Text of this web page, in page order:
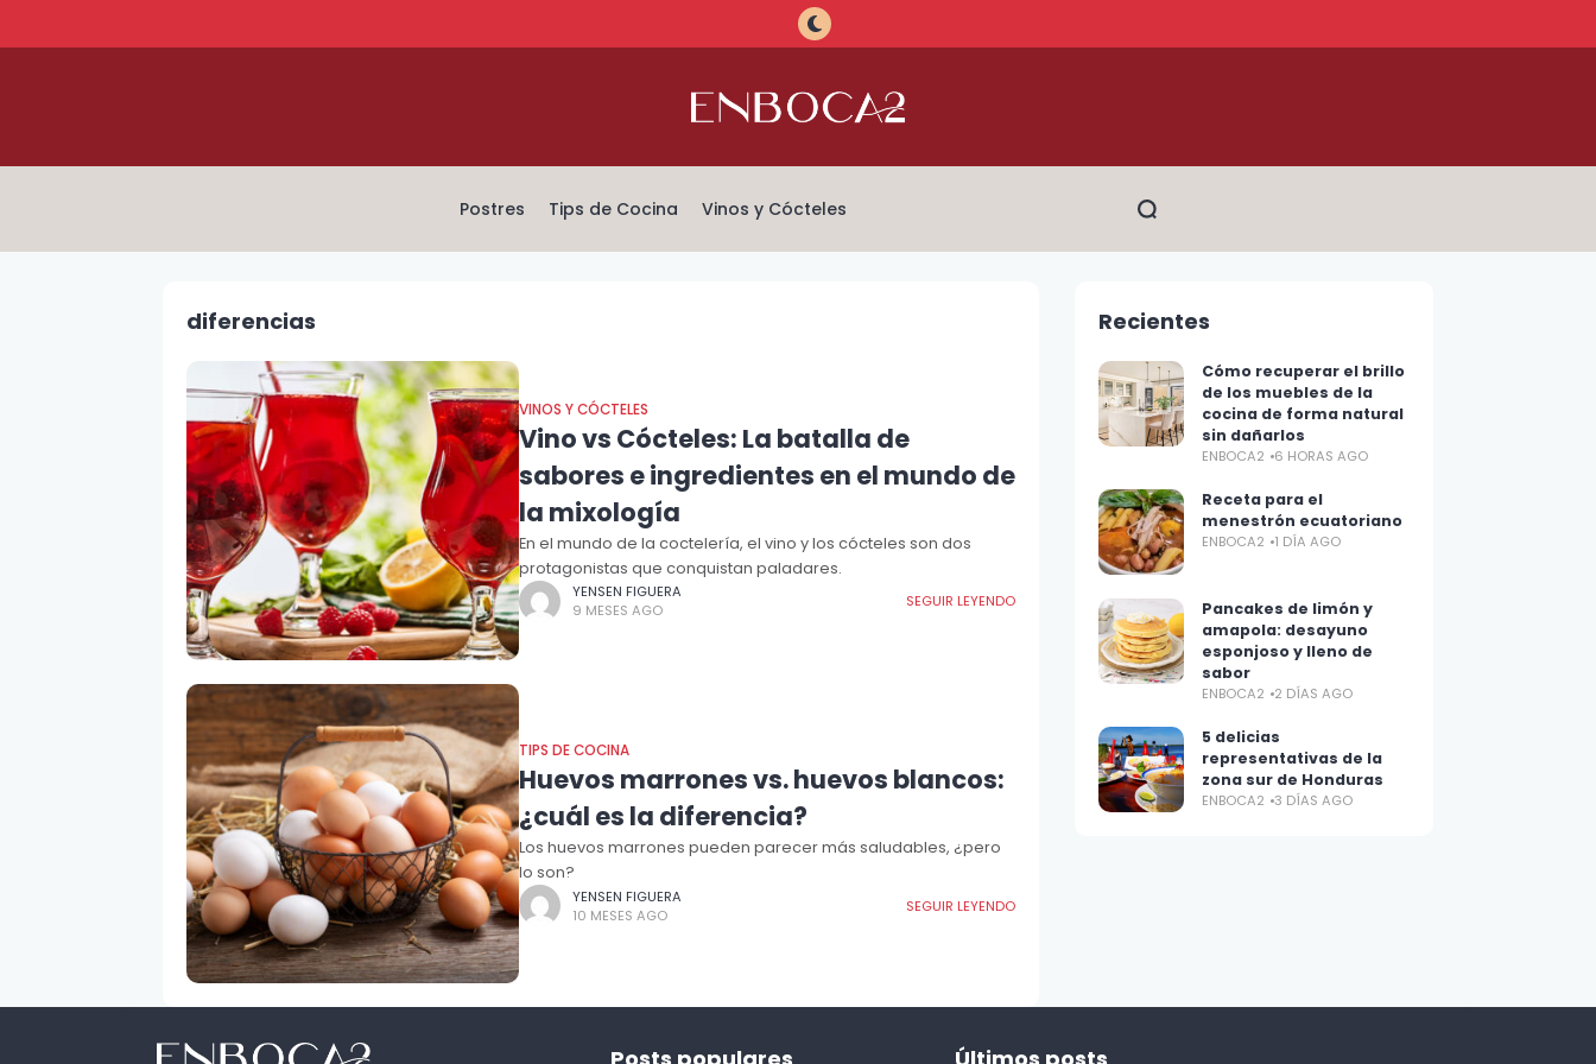
Postres Tips de Cocina Vinos y Cócteles
diferencias
VINOS Y CÓCTELES
Vino vs Cócteles: La batalla de
sabores e ingredientes en el mundo de
la mixología
En el mundo de la coctelería, el vino y los cócteles son dos
protagonistas que conquistan paladares.
YENSEN FIGUERA
9 MESES AGO
SEGUIR LEYENDO
TIPS DE COCINA
Huevos marrones vs. huevos blancos:
¿cuál es la diferencia?
Los huevos marrones pueden parecer más saludables, ¿pero
lo son?
YENSEN FIGUERA
10 MESES AGO
SEGUIR LEYENDO
Recientes
Cómo recuperar el brillo
de los muebles de la
cocina de forma natural
sin dañarlos
ENBOCA2 6 HORAS AGO
Receta para el
menestrón ecuatoriano
ENBOCA2 1 DÍA AGO
Pancakes de limón y
amapola: desayuno
esponjoso y lleno de
sabor
ENBOCA2 2 DÍAS AGO
5 delicias
representativas de la
zona sur de Honduras
ENBOCA2 3 DÍAS AGO